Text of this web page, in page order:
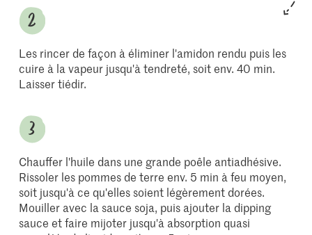
Les rincer de façon à éliminer l'amidon rendu puis les
cuire à la vapeur jusqu'à tendreté, soit env. 40 min.
Laisser tiédir.
Chauffer l'huile dans une grande poêle antiadhésive.
Rissoler les pommes de terre env. 5 min à feu moyen,
soit jusqu'à ce qu'elles soient légèrement dorées.
Mouiller avec la sauce soja, puis ajouter la dipping
sauce et faire mijoter jusqu'à absorption quasi